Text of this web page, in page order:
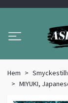
Hem
MIYUKI,